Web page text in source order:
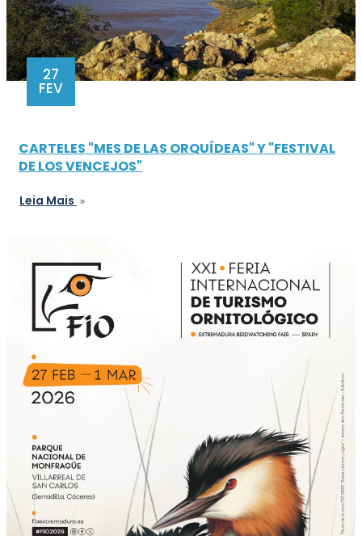
27
FEV
CARTELES "MES DE LAS ORQUÍDEAS" Y "FESTIVAL
DE LOS VENCEJOS"
Leia Mais